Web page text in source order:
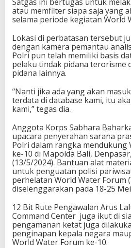
atau memfilter siapa saja yang
selama periode kegiatan World
Lokasi di perbatasan tersebut
dengan kamera pemantau
Polri pun telah memiliki basis
pelaku tindak pidana terorisme
pidana lainnya.
“Nanti jika ada yang akan
terdata di database kami, itu
kami,” tegas dia.
Anggota Korps Sabhara
upacara penyerahan sarana
Polri dalam rangka mendukung
ke-10 di Mapolda Bali,
(13/5/2024). Bantuan alat
untuk penguatan polisi
perhelatan World Water Forum
diselenggarakan pada 18-25
12 Bit Rute Pengawalan Arus
Command Center juga ikut di
pengamanan ketat juga
penginapan kepala negara
World Water Forum ke-10.